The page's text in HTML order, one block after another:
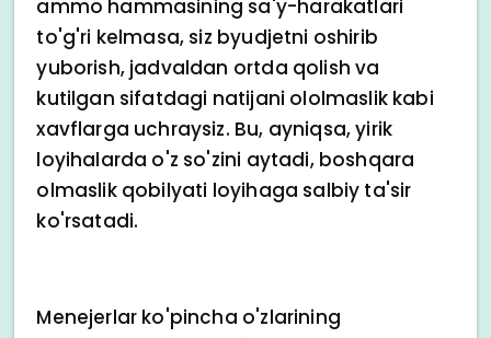
ammo hammasining sa'y-harakatlari
to'g'ri kelmasa, siz byudjetni oshirib
yuborish, jadvaldan ortda qolish va
kutilgan sifatdagi natijani ololmaslik kabi
xavflarga uchraysiz. Bu, ayniqsa, yirik
loyihalarda o'z so'zini aytadi, boshqara
olmaslik qobilyati loyihaga salbiy ta'sir
ko'rsatadi.
Menejerlar ko'pincha o'zlarining